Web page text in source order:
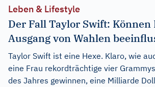
Leben & Lifestyle
Der Fall Taylor Swift: Können
Ausgang von Wahlen
Taylor Swift ist eine Hexe. Klaro, wie
eine Frau rekordträchtige vier
des Jahres gewinnen, eine Milliarde